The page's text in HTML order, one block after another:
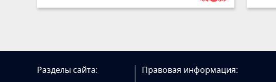
Разделы сайта: Правовая информация: